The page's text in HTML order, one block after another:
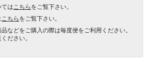
は こちらをご覧下さい。
こちらをご覧下さい。
などをご購入の際は毎度便をご利用ください。
ださい。